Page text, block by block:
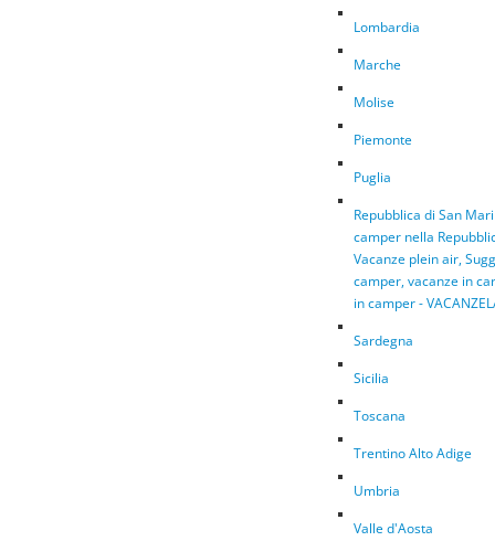
Lombardia
Marche
Molise
Piemonte
Puglia
Repubblica di San
camper nella
Vacanze plein air,
camper, vacanze in
in camper -
Sardegna
Sicilia
Toscana
Trentino Alto Adige
Umbria
Valle d'Aosta